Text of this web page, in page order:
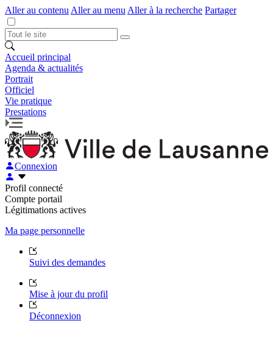
Aller au contenu Aller au menu Aller à la recherche Partager
Accueil principal
Agenda & actualités
Portrait
Officiel
Vie pratique
Prestations
Connexion
Profil connecté
Compte portail
Légitimations actives
Ma page personnelle
Suivi des demandes
Mise à jour du profil
Déconnexion